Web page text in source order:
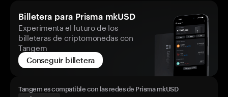
Billetera para Prisma mkUSD
Experimenta el futuro de los
billeteras de criptomonedas con
Tangem
Conseguir billetera
Tangem es compatible con las redes de Prisma mkUSD